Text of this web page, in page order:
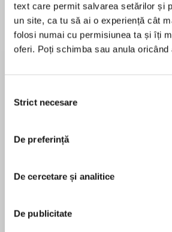
text care permit salvarea setărilor și
un site, ca tu să ai o experiență cât
folosi numai cu permisiunea ta și îți
oferi. Poți schimba sau anula oricând
consimțământului
Strict necesare
De preferință
De cercetare și analitice
De publicitate
Desprecarte
radio-comedy writing talent,
When Dad posts an
online as a joke, she’s furious.
viral and she finds herself centre
MAI MULT
pentru această carte